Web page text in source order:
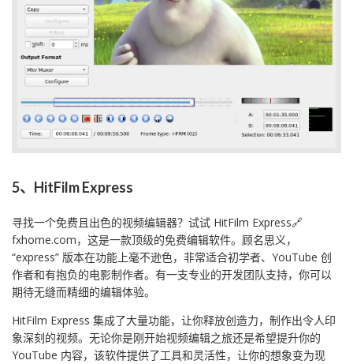
5、HitFilm Express
寻找一个免费且出色的视频编辑器？试试 HitFilm Express🔗
fxhome.com，这是一款顶级的免费编辑软件。顾名思义，
“express” 版本在功能上毫不逊色，非常适合初学者、YouTube 创
作者和有抱负的电影制作者。有一支专业的开发团队支持，你可以
期待无缝而精细的编辑体验。
HitFilm Express 集成了大量功能，让你释放创造力，制作出令人印
象深刻的视频。无论你是刚开始视频编辑之旅还是希望提升你的
YouTube 内容，该软件提供了工具和灵活性，让你的想象变为现